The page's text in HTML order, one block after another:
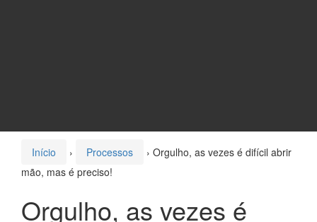
Início › Processos › Orgulho, as vezes é difícil abrir
mão, mas é preciso!
Orgulho, as vezes é